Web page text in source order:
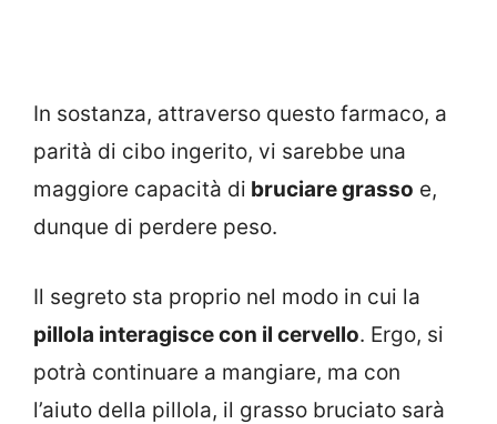
In sostanza, attraverso questo farmaco, a
parità di cibo ingerito, vi sarebbe una
maggiore capacità di bruciare grasso e,
dunque di perdere peso.
Il segreto sta proprio nel modo in cui la
pillola interagisce con il cervello. Ergo, si
potrà continuare a mangiare, ma con
l’aiuto della pillola, il grasso bruciato sarà